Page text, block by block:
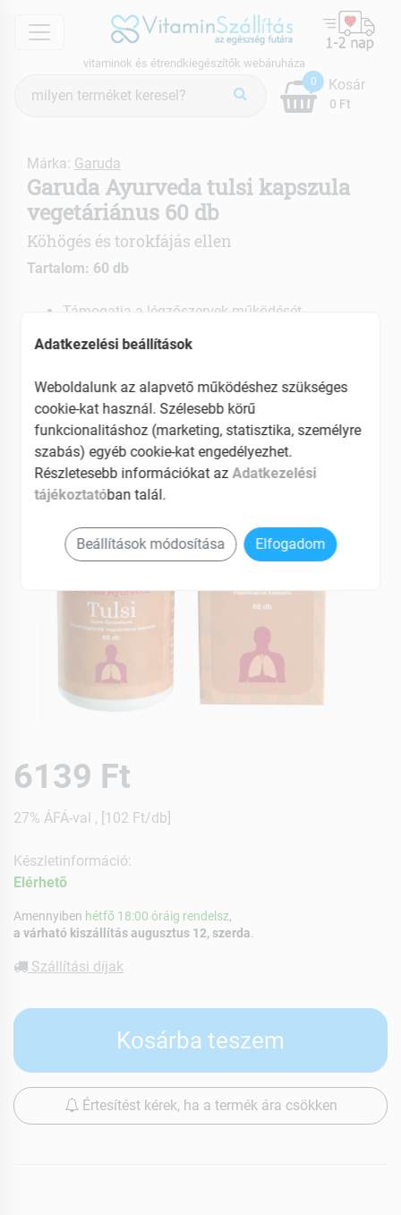
menu
vitaminok és étrendkiegészítők webáruháza
keresés
0
0 Ft
Kosár
Márka: Garuda
Garuda Ayurveda tulsi kapszula
vegetáriánus 60 db
Köhögés és torokfájás ellen
Tartalom: 60 db
Támogatja a légzőszervek működését
Antioxidáns
EAN: 8904053224593
6139 Ft
27% ÁFÁ-val , [102 Ft/db]
Készletinformáció:
Elérhetõ
Amennyiben hétfő 18:00 óráig rendelsz,
a várható kiszállítás augusztus 12, szerda
Szállítási díjak
Kosárba teszem
Értesítést kérek, ha a termék ára csökken
Adatkezelési beállítások
Weboldalunk az alapvető működéshez szükséges
cookie-kat használ. Szélesebb körű
funkcionalitáshoz (marketing, statisztika, személyre
szabás) egyéb cookie-kat engedélyezhet.
Részletesebb információkat az Adatkezelési
tájékoztatóban talál.
Beállítások módosítása Elfogadom